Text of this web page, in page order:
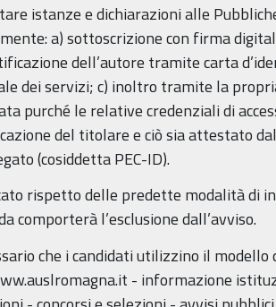
istanze e dichiarazioni alle
a) sottoscrizione con firma
dell’autore tramite carta
dei servizi; c) inoltro tramite la
purché le relative credenziali di
del titolare e ciò sia attestato
(cosiddetta PEC-ID).
rispetto delle predette modalità di
comporterà l’esclusione dall’avviso.
che i candidati utilizzino il
- informazione